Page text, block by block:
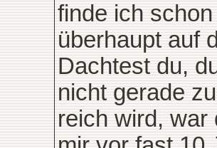
finde ich
überhaupt auf
Dachtest du,
nicht gerade
reich wird, war